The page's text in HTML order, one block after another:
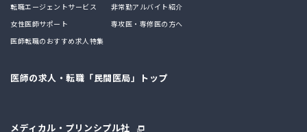
転職エージェントサービス
非常勤アルバイト紹介
女性医師サポート
専攻医・専修医の方へ
医師転職のおすすめ求人特集
医師の求人・転職「民間医局」トップ
メディカル・プリンシプル社